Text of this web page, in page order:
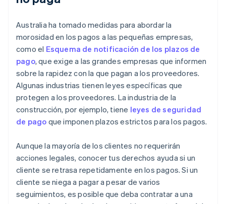
Australia ha tomado medidas para abordar la
morosidad en los pagos a las pequeñas empresas,
como el Esquema de notificación de los plazos de
pago, que exige a las grandes empresas que informen
sobre la rapidez con la que pagan a los proveedores.
Algunas industrias tienen leyes específicas que
protegen a los proveedores. La industria de la
construcción, por ejemplo, tiene leyes de seguridad
de pago que imponen plazos estrictos para los pagos.
Aunque la mayoría de los clientes no requerirán
acciones legales, conocer tus derechos ayuda si un
cliente se retrasa repetidamente en los pagos. Si un
cliente se niega a pagar a pesar de varios
seguimientos, es posible que deba contratar a una